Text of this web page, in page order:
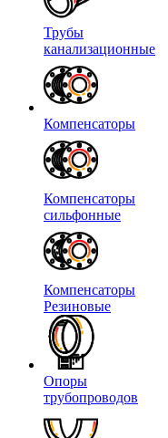
Трубы
канализационные
Компенсаторы
Компенсаторы
сильфонные
Компенсаторы
Резиновые
Опоры
трубопроводов